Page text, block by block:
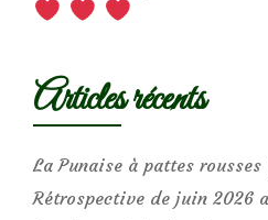
Articles récents
La Punaise à pattes
Rétrospective de juin 2026